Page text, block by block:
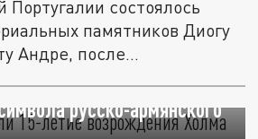
Португалии состоялось
памятников Диогу
Андре, после...
15-летие возрождения
русско-армянского